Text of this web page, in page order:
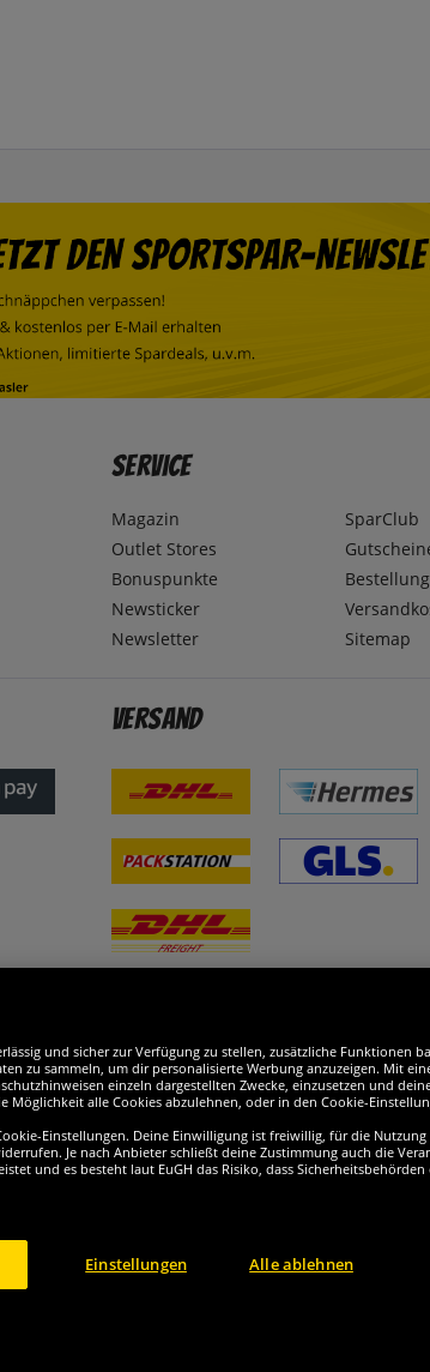
Service
Magazin
Outlet Stores
Bonuspunkte
Newsticker
Newsletter
SparClub
Sitemap
Versand
und sicher zur Verfügung zu stellen, zusätzliche Funktionen
zu sammeln, um dir personalisierte Werbung anzuzeigen. Mit
einzeln dargestellten Zwecke, einzusetzen und
alle Cookies abzulehnen, oder in den Cookie-
Einstellungen. Deine Einwilligung ist freiwillig, für die
Je nach Anbieter schließt deine Zustimmung auch die
und es besteht laut EuGH das Risiko, dass
Einstellungen Alle ablehnen